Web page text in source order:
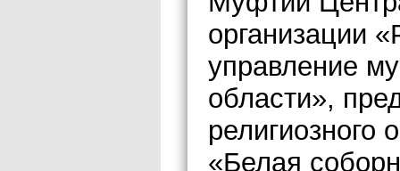
организации
управление
области»,
религиозного
«Белая